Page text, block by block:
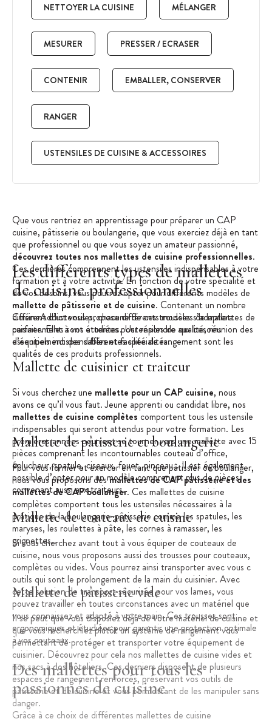
NETTOYER LA CUISINE MÉLANGER
MESURER PRESSER / ECRASER
CONTENIR EMBALLER, CONSERVER
RANGER
USTENSILES DE CUISINE & ACCESSOIRES
Que vous rentriez en apprentissage pour préparer un CAP
cuisine, pâtisserie ou boulangerie, que vous exerciez déjà en tant
que professionnel ou que vous soyez un amateur passionné,
découvrez toutes nos mallettes de cuisine professionnelles.
Ces dernières comprennent les ustensiles indispensables à votre
formation et à votre activité. En fonction de votre spécialité et
de vos besoins, vous pourrez opter pour différents modèles de
mallette de pâtisserie et de cuisine. Contenant un nombre
différent d’ustensiles, chacune de ces trousses s’adaptera
parfaitement à vos attentes. Ustensiles de qualité, réunion des
essentiels indispensables et facilité de rangement sont les
qualités de ces produits professionnels.
Les différents types de mallettes
de cuisine professionnelles
CuisineAddict vous propose différents modèles de mallettes de
cuisiner. Elles sont étudiées pour répondre aux besoins
d’équipement des différentes spécialités.
Mallette de cuisinier et traiteur
Si vous cherchez une mallette pour un CAP cuisine, nous
avons ce qu’il vous faut. Jeune apprenti ou candidat libre, nos
mallettes de cuisine complètes comportent tous les ustensiles
indispensables qui seront attendus pour votre formation. Les
premières années pourront se tourner vers une mallette avec 15
pièces comprenant les incontournables couteau d’office,
éplucheur, spatule, ciseaux, fouet, pinceau… Il est également
possible d’opter pour un modèle comprenant plus de pièces,
convenant aussi aux traiteurs.
Mallette de pâtisserie et boulangerie
Pour vous former et exercer en tant que pâtissier ou boulanger,
nous vous proposons desmallettes de CAP pâtisserie et des
mallettes de CAP boulanger. Ces mallettes de cuisine
complètes comportent tous les ustensiles nécessaires à la
pratique de la boulangerie-pâtisserie comme les spatules, les
maryses, les roulettes à pâte, les cornes à ramasser, les
grignettes…
Mallette de couteaux de cuisine
Si vous cherchez avant tout à vous équiper de couteaux de
cuisine, nous vous proposons aussi des trousses pour couteaux,
complètes ou vides. Vous pourrez ainsi transporter avec vous ces
outils qui sont le prolongement de la main du cuisinier. Avec
cette solution de transport sécurisée pour vos lames, vous
pouvez travailler en toutes circonstances avec un matériel que
vous connaissez et adapté à votre main. Ces trousses sont
ergonomiques et étudiées pour garantir une protection optimale
à vos couteaux.
Mallette de pâtisserie vide
Il se peut que vous disposiez déjà de votre matériel de cuisine et
que vous recherchiez plutôt un système de rangement vous
permettant de protéger et transporter votre équipement de
cuisinier. Découvrez pour cela nos mallettes de cuisine vides et
nos sacs à dos hôteliers. Ces derniers disposent de plusieurs
espaces de rangement renforcés, préservant vos outils de
pâtisserie et de cuisine et vous permettant de les manipuler sans
danger.
Des mallettes pour tous les
passionnés de cuisine
Grâce à ce choix de différentes mallettes de cuisine